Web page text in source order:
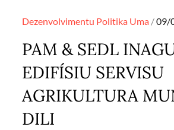
Dezenvolvimentu Politika Uma 09/
PAM & SEDL
EDIFÍSIU SERVISU
AGRIKULTURA
DILI